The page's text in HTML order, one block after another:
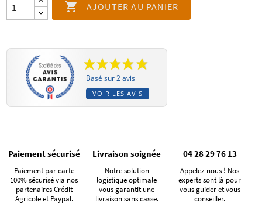
 AJOUTER AU PANIER
Basé sur 2 avis
VOIR LES AVIS
Paiement sécurisé
Paiement par carte
100% sécurisé via nos
partenaires Crédit
Agricole et Paypal.
Livraison soignée
Notre solution
logistique optimale
vous garantit une
livraison sans casse.
04 28 29 76 13
Appelez nous ! Nos
experts sont là pour
vous guider et vous
conseiller.